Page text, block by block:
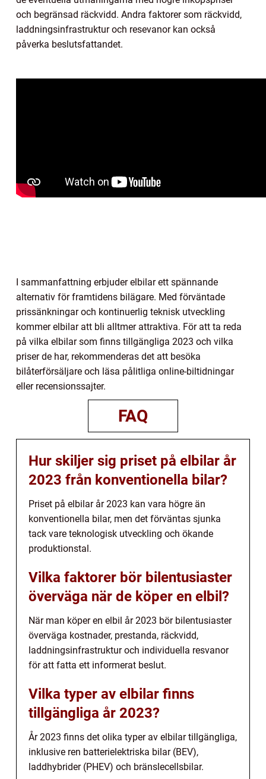
och begränsad räckvidd. Andra faktorer som räckvidd,
laddningsinfrastruktur och resevanor kan också
påverka beslutsfattandet.
I sammanfattning erbjuder elbilar ett spännande
alternativ för framtidens bilägare. Med förväntade
prissänkningar och kontinuerlig teknisk utveckling
kommer elbilar att bli alltmer attraktiva. För att ta reda
på vilka elbilar som finns tillgängliga 2023 och vilka
priser de har, rekommenderas det att besöka
bilåterförsäljare och läsa pålitliga online-biltidningar
eller recensionssajter.
FAQ
Hur skiljer sig priset på elbilar år
2023 från konventionella bilar?
Priset på elbilar år 2023 kan vara högre än
konventionella bilar, men det förväntas sjunka
tack vare teknologisk utveckling och ökande
produktionstal.
Vilka faktorer bör bilentusiaster
överväga när de köper en elbil?
När man köper en elbil år 2023 bör bilentusiaster
överväga kostnader, prestanda, räckvidd,
laddningsinfrastruktur och individuella resvanor
för att fatta ett informerat beslut.
Vilka typer av elbilar finns
tillgängliga år 2023?
År 2023 finns det olika typer av elbilar tillgängliga,
inklusive ren batterielektriska bilar (BEV),
laddhybrider (PHEV) och bränslecellsbilar.